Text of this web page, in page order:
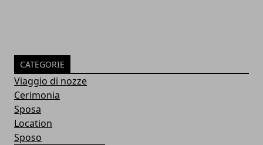
CATEGORIE
Viaggio di nozze
Cerimonia
Sposa
Location
Sposo